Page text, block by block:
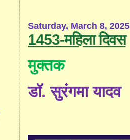
Saturday, March 8, 2025
1453-महिला दिवस
मुक्तक
डॉ. सुरंगमा यादव